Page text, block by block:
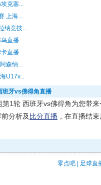
克塞...
上海...
纳竞技...
直播
直播
森纳...
U17v...
班牙vs佛得角直播
1轮 西班牙vs佛得角为您带
分析及 比分直播 ，在直播结
零点吧 | 足球直